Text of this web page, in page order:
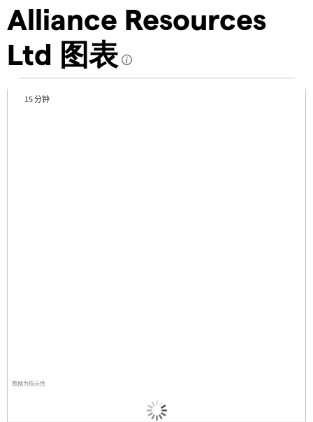
Alliance Resources
Ltd 图表
数据为指示性
15 分钟